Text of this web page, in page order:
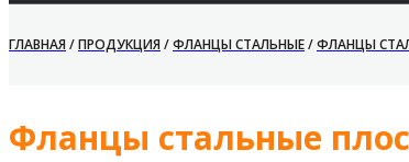
ГЛАВНАЯ/ПРОДУКЦИЯ/ФЛАНЦЫ СТАЛЬНЫЕ/ФЛАНЦЫ
Фланцы стальные